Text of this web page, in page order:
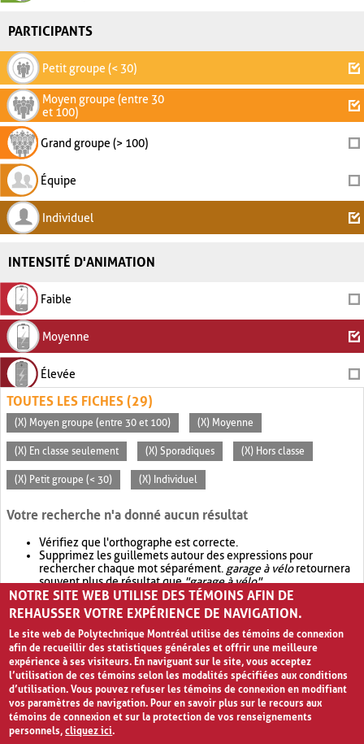
PARTICIPANTS
Petit groupe (< 30)
Moyen groupe (entre 30
et 100)
Grand groupe (> 100)
Équipe
Individuel
INTENSITÉ D'ANIMATION
Faible
Moyenne
Élevée
TOUTES LES FICHES (29)
(X) Moyen groupe (entre 30 et 100) (X) Moyenne
(X) En classe seulement (X) Sporadiques (X) Hors classe
(X) Petit groupe (< 30) (X) Individuel
Votre recherche n'a donné aucun résultat
Vérifiez que l'orthographe est correcte.
Supprimez les guillemets autour des expressions pour
rechercher chaque mot séparément. garage à véloretournera
souvent plus de résultat que"garage à vélo".
Envisagez d'élargir votre recherche avec OR.garage OR vélo
retournera souvent plus de résultat quegarage à vélo
NOTRE SITE WEB UTILISE DES TÉMOINS AFIN DE
REHAUSSER VOTRE EXPÉRIENCE DE NAVIGATION.
Le site web de Polytechnique Montréal utilise des témoins de connexion
afin de recueillir des statistiques générales et offrir une meilleure
expérience à ses visiteurs. En naviguant sur le site, vous acceptez
l’utilisation de ces témoins selon les modalités spécifiées aux conditions
d’utilisation. Vous pouvez refuser les témoins de connexion en modifiant
vos paramètres de navigation. Pour en savoir plus sur le recours aux
témoins de connexion et sur la protection de vos renseignements
personnels,cliquez ici.